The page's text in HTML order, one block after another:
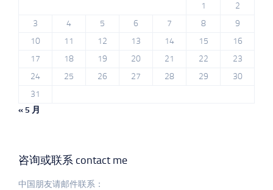
1
2
3
4 5 6 7 8
9
10
11 12 13 14 15
16
17
18 19 20 21 22
23
24
25 26 27 28 29
30
31
« 5 月
咨询或联系 contact me
中国朋友请邮件联系：